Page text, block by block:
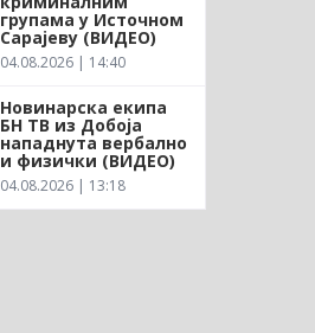
групама у Источном
Сарајеву (ВИДЕО)
04.08.2026 | 14:40
Новинарска екипа
БН ТВ из Добоја
нападнута вербално
и физички (ВИДЕО)
04.08.2026 | 13:18